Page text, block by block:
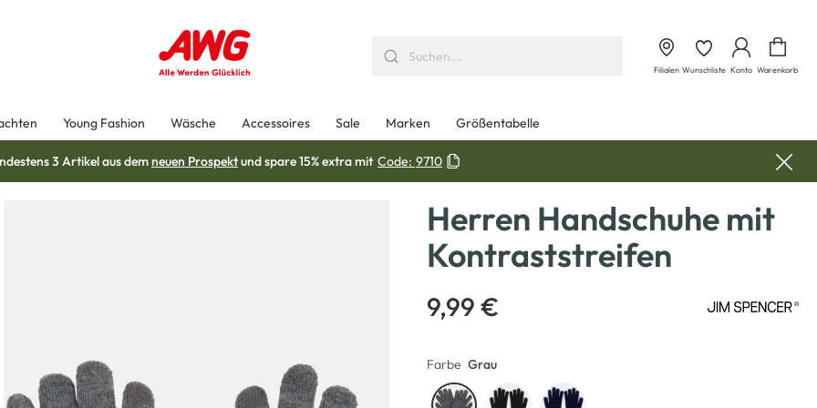
Filialen Wunschliste Konto Warenkorb
Young Fashion Wäsche Accessoires Sale Marken Größentabelle
3 Artikel aus demneuen Prospektund spare 15% extra mit Code: 9710
Herren Handschuhe mit
Kontraststreifen
9,99 €
Farbe Grau